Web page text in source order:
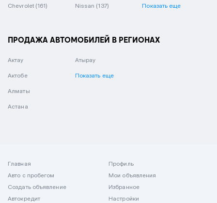
Chevrolet (161) Nissan (137) Показать еще
ПРОДАЖА АВТОМОБИЛЕЙ В РЕГИОНАХ
Актау
Актобе
Алматы
Астана
Атырау
Показать еще
Главная
Авто с пробегом
Создать объявление
Автокредит
Профиль
Мои объявления
Избранное
Настройки